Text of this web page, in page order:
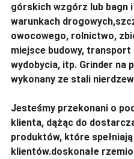
górskich wzgórz lub bagn
warunkach
owocowego, rolnictwo,
miejsce budowy, transport
wydobycia, itp. Grinder na
wykonany ze stali
Jesteśmy przekonani o
klienta, dążąc do
produktów, które
klientów.doskonałe